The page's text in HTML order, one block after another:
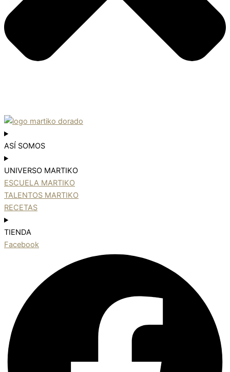
ASÍ SOMOS
UNIVERSO MARTIKO
ESCUELA MARTIKO
TALENTOS MARTIKO
RECETAS
TIENDA
Facebook